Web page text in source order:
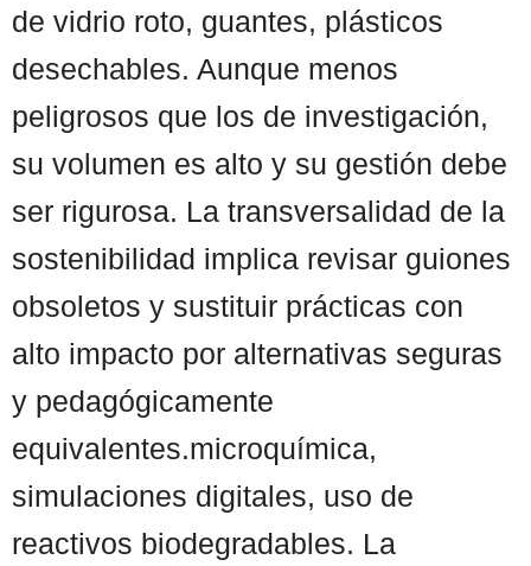
de vidrio roto, guantes, plásticos
desechables. Aunque menos
peligrosos que los de investigación,
su volumen es alto y su gestión debe
ser rigurosa. La transversalidad de la
sostenibilidad implica revisar guiones
obsoletos y sustituir prácticas con
alto impacto por alternativas seguras
y pedagógicamente
equivalentes.microquímica,
simulaciones digitales, uso de
reactivos biodegradables. La